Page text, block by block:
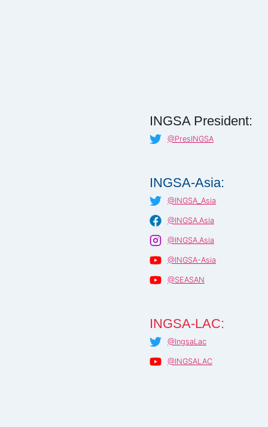
INGSA President:
@PresINGSA
INGSA-Asia:
@INGSA_Asia
@INGSA.Asia
@INGSA.Asia
@INGSA-Asia
@SEASAN
INGSA-LAC:
@IngsaLac
@INGSALAC